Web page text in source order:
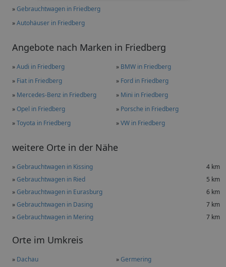
»Gebrauchtwagen in Friedberg
»Autohäuser in Friedberg
Angebote nach Marken in Friedberg
»Audi in Friedberg » BMW in Friedberg
» Fiat in Friedberg » Ford in Friedberg
» Mercedes-Benz in Friedberg » Mini in Friedberg
»Opel in Friedberg » Porsche in Friedberg
»Toyota in Friedberg »VW in Friedberg
weitere Orte in der Nähe
»Gebrauchtwagen in Kissing
4 km
»Gebrauchtwagen in Ried
5 km
»Gebrauchtwagen in Eurasburg
6 km
»Gebrauchtwagen in Dasing
7 km
»Gebrauchtwagen in Mering 7 km
Orte im Umkreis
» Dachau »Germering